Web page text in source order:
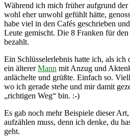
Während ich mich früher aufgrund der
wohl eher unwohl gefühlt hätte,
habe viel in den Cafés geschrieben
Leute gemischt. Die 8 Franken für
bezahlt.
Ein Schlüsselerlebnis hatte ich, als
ein ältererMann mit Anzug und
anlächelte und grüßte. Einfach so.
wo ich gerade stehe und mir damit
„richtigen Weg“ bin. :-)
Es gab noch mehr Beispiele dieser
aufzählen muss, denn ich denke, du
geht.